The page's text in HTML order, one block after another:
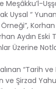
Meşâkku’l-
Uysal “
Aydın Eski
Üzerine
“Tarih
ve Şirzad